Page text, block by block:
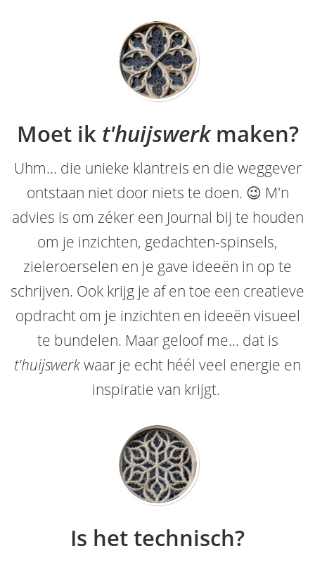
Moet ik t'huijswerkmaken?
Uhm... die unieke klantreis en die weggever
ontstaan niet door niets te doen. 😉 M'n
advies is om zéker een Journal bij te houden
om je inzichten, gedachten-spinsels,
zieleroerselen en je gave ideeën in op te
schrijven. Ook krijg je af en toe een creatieve
opdracht om je inzichten en ideeën visueel
te bundelen. Maar geloof me... dat is
t'huijswerkwaar je echt héél veel energie en
inspiratie van krijgt.
Is het technisch?